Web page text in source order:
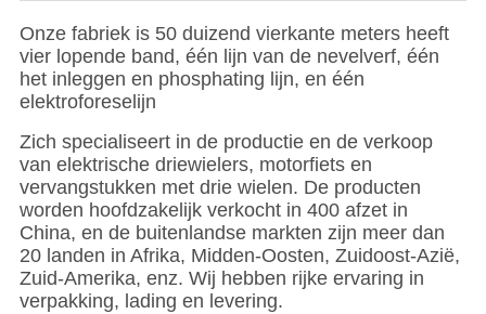
Onze fabriek is 50 duizend vierkante meters heeft
vier lopende band, één lijn van de nevelverf, één
het inleggen en phosphating lijn, en één
elektroforeselijn
Zich specialiseert in de productie en de verkoop
van elektrische driewielers, motorfiets en
vervangstukken met drie wielen. De producten
worden hoofdzakelijk verkocht in 400 afzet in
China, en de buitenlandse markten zijn meer dan
20 landen in Afrika, Midden-Oosten, Zuidoost-Azië,
Zuid-Amerika, enz. Wij hebben rijke ervaring in
verpakking, lading en levering.